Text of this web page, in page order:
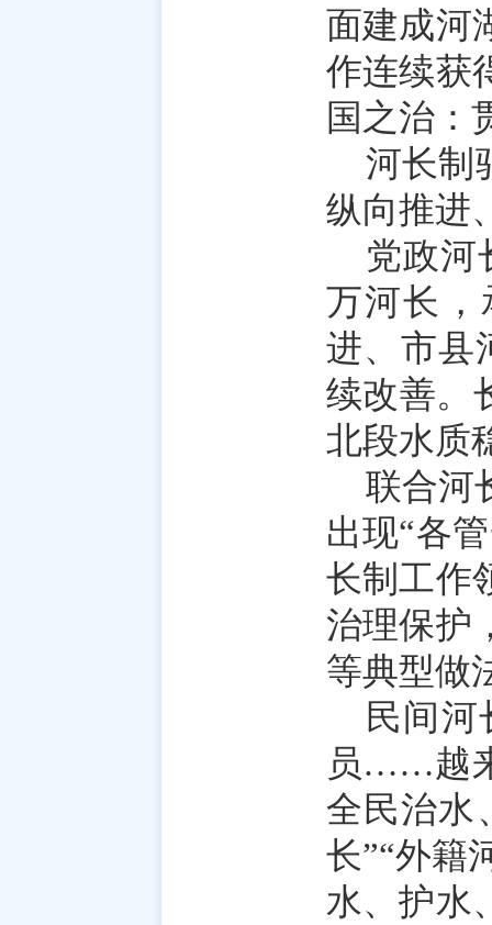
面建成河
作连续获
国之治：
河长制
纵向推进
党政河
万河长，
进、市县
续改善。
北段水质
联合河
出现“各
长制工作
治理保护
等典型做
民间
员……越
全民治水
长”“外籍
水、护水